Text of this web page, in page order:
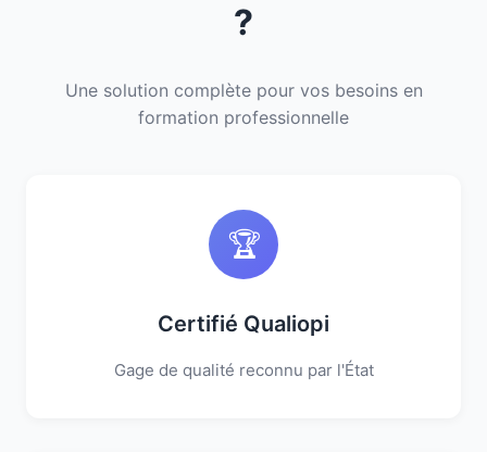
?
Une solution complète pour vos besoins en
formation professionnelle
🏆
Certifié Qualiopi
Gage de qualité reconnu par l'État